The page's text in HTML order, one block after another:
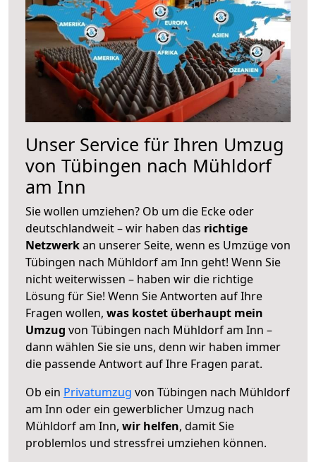
Unser Service für Ihren Umzug
von Tübingen nach Mühldorf
am Inn
Sie wollen umziehen? Ob um die Ecke oder
deutschlandweit – wir haben das richtige
Netzwerkan unserer Seite, wenn es Umzüge von
Tübingen nach Mühldorf am Inn geht! Wenn Sie
nicht weiterwissen – haben wir die richtige
Lösung für Sie! Wenn Sie Antworten auf Ihre
Fragen wollen, was kostet überhaupt mein
Umzug von Tübingen nach Mühldorf am Inn –
dann wählen Sie sie uns, denn wir haben immer
die passende Antwort auf Ihre Fragen parat.
Ob ein Privatumzug von Tübingen nach Mühldorf
am Inn oder ein gewerblicher Umzug nach
Mühldorf am Inn, wir helfen, damit Sie
problemlos und stressfrei umziehen können.